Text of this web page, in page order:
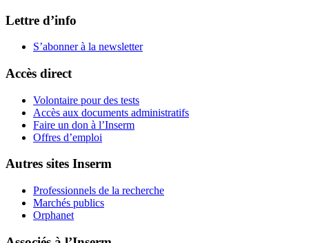
Lettre d’info
S’abonner à la newsletter
Accès direct
Volontaire pour des tests
Accès aux documents administratifs
Faire un don à l’Inserm
Offres d’emploi
Autres sites Inserm
Professionnels de la recherche
Marchés publics
Orphanet